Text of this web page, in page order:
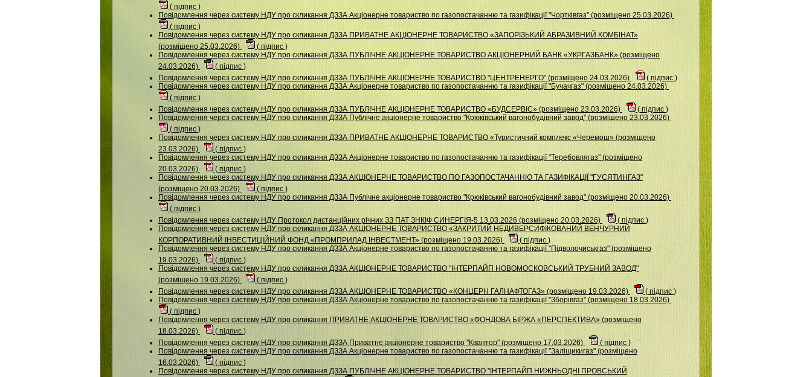
( підпис )
Повідомлення через систему НДУ про скликання ДЗЗА Акціонерне товариство по газопостачанню та газифікації "Чортківгаз" (розміщено 25.03.2026)
( підпис )
Повідомлення через систему НДУ про скликання ДЗЗА ПРИВАТНЕ АКЦІОНЕРНЕ ТОВАРИСТВО «ЗАПОРІЗЬКИЙ АБРАЗИВНИЙ КОМБІНАТ»
(розміщено 25.03.2026)
( підпис )
Повідомлення через систему НДУ про скликання ДЗЗА ПУБЛІЧНЕ АКЦІОНЕРНЕ ТОВАРИСТВО АКЦІОНЕРНИЙ БАНК «УКРГАЗБАНК» (розміщено
24.03.2026)
( підпис )
Повідомлення через систему НДУ про скликання ДЗЗА ПУБЛІЧНЕ АКЦІОНЕРНЕ ТОВАРИСТВО "ЦЕНТРЕНЕРГО" (розміщено 24.03.2026)
( підпис )
Повідомлення через систему НДУ про скликання ДЗЗА Акціонерне товариство по газопостачанню та газифікації "Бучачгаз" (розміщено 24.03.2026)
( підпис )
Повідомлення через систему НДУ про скликання ДЗЗА ПУБЛІЧНЕ АКЦІОНЕРНЕ ТОВАРИСТВО «БУДСЕРВІС» (розміщено 23.03.2026)
( підпис )
Повідомлення через систему НДУ про скликання ДЗЗА Публiчне акцiонерне товариство "Крюкiвський вагонобудiвний завод" (розміщено 23.03.2026)
( підпис )
Повідомлення через систему НДУ про скликання ДЗЗА ПРИВАТНЕ АКЦІОНЕРНЕ ТОВАРИСТВО «Туристичний комплекс «Черемош» (розміщено
23.03.2026)
( підпис )
Повідомлення через систему НДУ про скликання ДЗЗА Акціонерне товариство по газопостачанню та газифікації "Теребовлягаз" (розміщено
20.03.2026)
( підпис )
Повідомлення через систему НДУ про скликання ДЗЗА АКЦІОНЕРНЕ ТОВАРИСТВО ПО ГАЗОПОСТАЧАННЮ ТА ГАЗИФІКАЦІЇ "ГУСЯТИНГАЗ"
(розміщено 20.03.2026)
( підпис )
Повідомлення через систему НДУ про скликання ДЗЗА Публiчне акцiонерне товариство "Крюкiвський вагонобудiвний завод" (розміщено 20.03.2026)
( підпис )
Повідомлення через систему НДУ Протокол дистанційних річних ЗЗ ПАТ ЗНКІФ СИНЕРГІЯ-5 13.03.2026 (розміщено 20.03.2026)
( підпис )
Повідомлення через систему НДУ про скликання ДЗЗА АКЦІОНЕРНЕ ТОВАРИСТВО «ЗАКРИТИЙ НЕДИВЕРСИФІКОВАНИЙ ВЕНЧУРНИЙ
КОРПОРАТИВНИЙ ІНВЕСТИЦІЙНИЙ ФОНД «ПРОМПРИЛАД ІНВЕСТМЕНТ» (розміщено 19.03.2026)
( підпис )
Повідомлення через систему НДУ про скликання ДЗЗА Акціонерне товариство по газопостачанню та газифікації "Підволочиськгаз" (розміщено
19.03.2026)
( підпис )
Повідомлення через систему НДУ про скликання ДЗЗА АКЦIОНЕРНЕ ТОВАРИСТВО "IНТЕРПАЙП НОВОМОСКОВСЬКИЙ ТРУБНИЙ ЗАВОД"
(розміщено 19.03.2026)
( підпис )
Повідомлення через систему НДУ про скликання ДЗЗА АКЦІОНЕРНЕ ТОВАРИСТВО «КОНЦЕРН ГАЛНАФТОГАЗ» (розміщено 19.03.2026)
( підпис)
Повідомлення через систему НДУ про скликання ДЗЗА Акціонерне товариство по газопостачанню та газифікації "Зборівгаз" (розміщено 18.03.2026)
( підпис )
Повідомлення через систему НДУ про скликання ПРИВАТНЕ АКЦІОНЕРНЕ ТОВАРИСТВО «ФОНДОВА БІРЖА «ПЕРСПЕКТИВА» (розміщено
18.03.2026)
( підпис )
Повідомлення через систему НДУ про скликання ДЗЗА Приватне акціонерне товариство "Квантор" (розміщено 17.03.2026)
( підпис )
Повідомлення через систему НДУ про скликання ДЗЗА Акціонерне товариство по газопостачанню та газифікації "Заліщикигаз" (розміщено
16.03.2026)
( підпис )
Повідомлення через систему НДУ про скликання ДЗЗА ПУБЛІЧНЕ АКЦІОНЕРНЕ ТОВАРИСТВО "ІНТЕРПАЙП НИЖНЬОДНІ ПРОВСЬКИЙ